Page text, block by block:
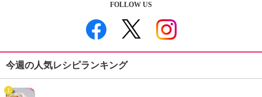
FOLLOW US
今週の人気レシピランキング
1